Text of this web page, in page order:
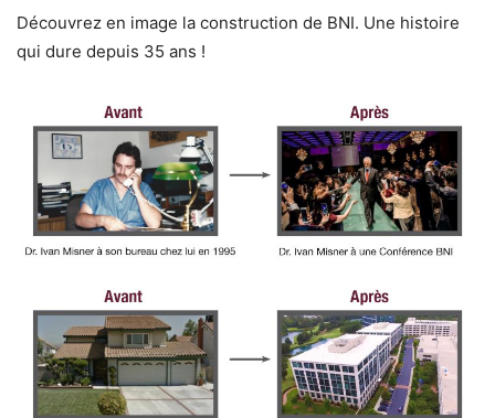
Découvrez en image la construction de BNI. Une histoire
qui dure depuis 35 ans !